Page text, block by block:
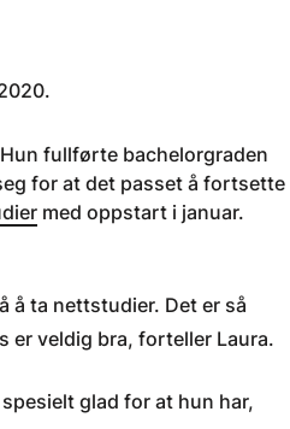
fullførte bachelorgraden
for at det passet å fortsette
med oppstart i januar.
å ta nettstudier. Det er så
er veldig bra, forteller Laura.
glad for at hun har,